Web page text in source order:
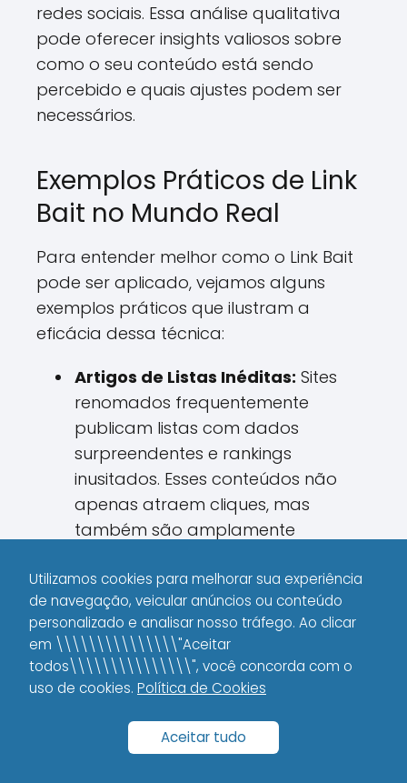
redes sociais. Essa análise qualitativa
pode oferecer insights valiosos sobre
como o seu conteúdo está sendo
percebido e quais ajustes podem ser
necessários.
Exemplos Práticos de Link
Bait no Mundo Real
Para entender melhor como o Link Bait
pode ser aplicado, vejamos alguns
exemplos práticos que ilustram a
eficácia dessa técnica:
Artigos de Listas Inéditas: Sites
renomados frequentemente
publicam listas com dados
surpreendentes e rankings
inusitados. Esses conteúdos não
apenas atraem cliques, mas
também são amplamente
curiosidade e proporcionar insights
valiosos.
Infográficos Detalhados:
infográfico bem elaborado que
resume dados complexos de forma
visualmente atrativa pode se
tornar referência para outros sites,
Utilizamos cookies para melhorar sua experiência
de navegação, veicular anúncios ou conteúdo
personalizado e analisar nosso tráfego. Ao clicar
em \\\\\\\\\\\\\\\"Aceitar
todos\\\\\\\\\\\\\\\", você concorda com o
uso de cookies. Política de Cookies
Aceitar tudo